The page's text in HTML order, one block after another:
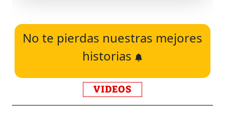
No te pierdas nuestras mejores
historias
VIDEOS